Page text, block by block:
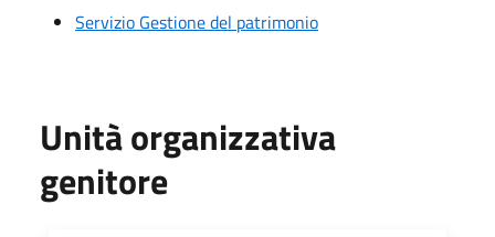
Servizio Gestione del patrimonio
Unità organizzativa
genitore